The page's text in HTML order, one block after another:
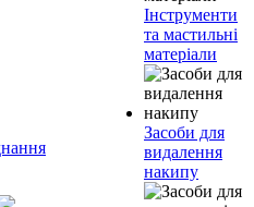
Інструменти
та мастильні
матеріали
Засоби для
видалення
накипу